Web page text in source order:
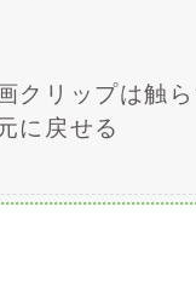
クリップは触
に戻せる